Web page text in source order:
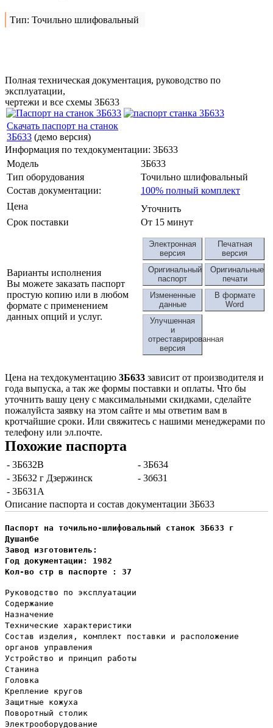
Тип: Точильно шлифовальный
Полная техническая документация, руководство по
эксплуатации,
чертежи и все схемы 3Б633
Скачать паспорт на станок
3Б633 (демо версия)
Информация по техдокументации: 3Б633
Модель
3Б633
Тип оборудования
Точильно шлифовальный
Состав документации:
100% полный комплект
Цена
Уточнить
Срок поставки
От 15 минут
Варианты исполнения
Вы можете заказать паспорт
простую копию или в любом
формате с применением
данных опций и услуг.
Электронная
версия
Печатная
версия
Оригинальный
паспорт
Оригинальные
печати
Измененные
данные
В формате
Word
Улучшенная
и
отреставрированная
версия
Цена на техдокументацию 3Б633 зависит от производителя и
года выпуска, а так же формы поставки и оплаты. Что бы
уточнить вашу цену с максимальными скидками, сделайте
пожалуйста заявку на этом сайте и мы ответим вам в
кротчайшие сроки. Или свяжитесь с нашими менеджерами по
телефону или эл.почте.
Похожие паспорта
- 3Б632В
- 3Б634
- 3Б632 г Дзержинск
- 3б631
- 3Б631А
Описание паспорта и состав документации 3Б633
Паспорт на точильно-шлифовальный станок 3Б633 г
Душанбе
Завод изготовитель:
Год документации: 1982
Кол-во стр в паспорте : 37
Руководство по эксплуатации
Содержание
Назначение
Технические характеристики
Состав изделия, комплект поставки и расположение
органов управления
Устройство и принцип работы
Станина
Головка
Крепление кругов
Защитные кожуха
Поворотный столик
Электрооборудование